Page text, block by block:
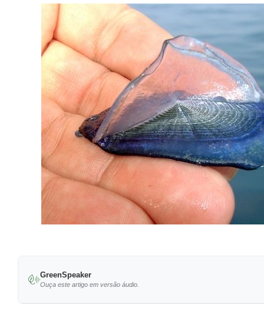
GreenSpeaker
Ouça este artigo em versão áudio.